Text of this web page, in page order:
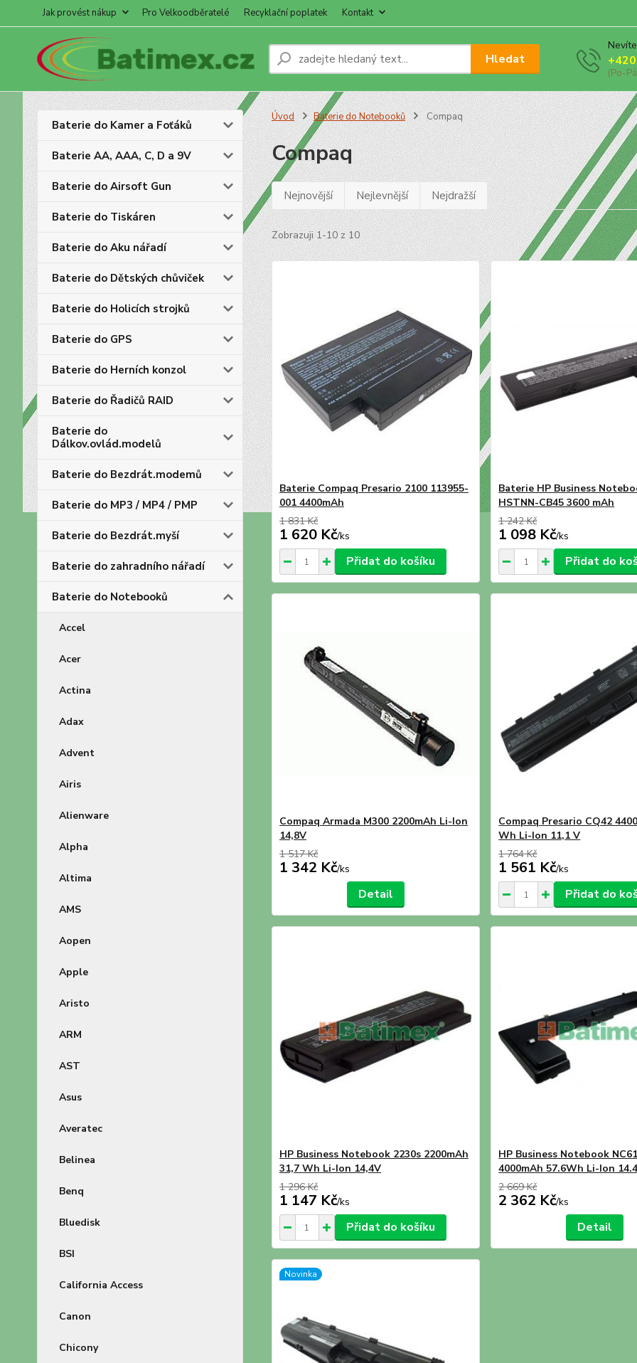
Jak provést nákup Pro Velkoodběratelé Recyklační poplatek Kontakt
Hledat
(Po-
Baterie do Kamer a Foťáků
Baterie AA, AAA, C, D a 9V
Baterie do Airsoft Gun
Baterie do Tiskáren
Baterie do Aku nářadí
Baterie do Dětských chůviček
Baterie do Holicích strojků
Baterie do GPS
Baterie do Herních konzol
Baterie do Řadičů RAID
Baterie do
Dálkov.ovlád.modelů
Baterie do Bezdrát.modemů
Baterie do MP3 / MP4 / PMP
Baterie do Bezdrát.myší
Baterie do zahradního nářadí
Baterie do Notebooků
Accel
Acer
Actina
Adax
Advent
Airis
Alienware
Alpha
Altima
AMS
Aopen
Apple
Aristo
ARM
AST
Asus
Averatec
Belinea
Benq
Bluedisk
BSI
California Access
Canon
Chicony
Úvod Baterie do Notebooků Compaq
Compaq
Nejnovější Nejlevnější Nejdražší
Zobrazuji 1-10 z 10
Baterie Compaq Presario 2100 113955-
001 4400mAh
1 831 Kč
1 620 Kč/ks
Přidat do košíku
Baterie HP Business
HSTNN-CB45 3600 mAh
1 242 Kč
1 098 Kč/ks
Přidat do
Compaq Armada M300 2200mAh Li-Ion
14,8V
1 517 Kč
1 342 Kč/ks
Detail
Compaq Presario CQ42
Wh Li-Ion 11,1 V
1 764 Kč
1 561 Kč/ks
Přidat do
HP Business Notebook 2230s 2200mAh
31,7 Wh Li-Ion 14,4V
1 296 Kč
1 147 Kč/ks
Přidat do košíku
HP Business Notebook
4000mAh 57.6Wh Li-Ion
2 669 Kč
2 362 Kč/ks
Detail
Novinka